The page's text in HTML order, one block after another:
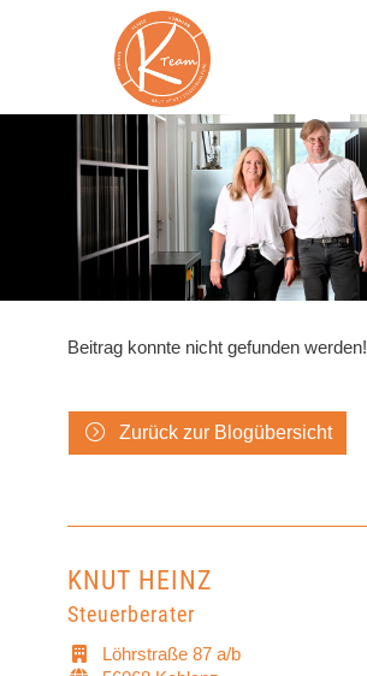
Beitrag konnte nicht gefunden werden!
Zurück zur Blogübersicht
KNUT HEINZ
Steuerberater
Löhrstraße 87 a/b